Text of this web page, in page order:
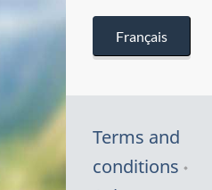
Français
Terms and
conditions